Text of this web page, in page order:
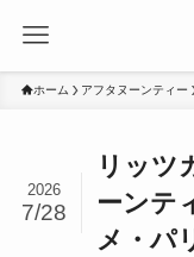
ホーム アフタヌーンティー
リッツ
ーンテ
メ・パ
2026
7/28